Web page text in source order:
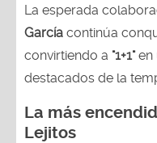
La esperada
García continúa
convirtiendo a "1+1"en
destacados de la
La más
Lejitos